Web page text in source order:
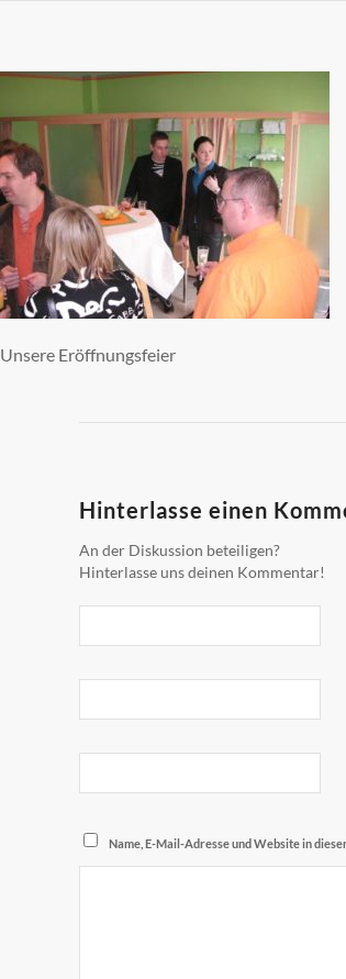
Unsere Eröffnungsfeier
Hinterlasse einen
An der Diskussion beteiligen?
Hinterlasse uns deinen Kommentar!
Name, E-Mail-Adresse und Website in